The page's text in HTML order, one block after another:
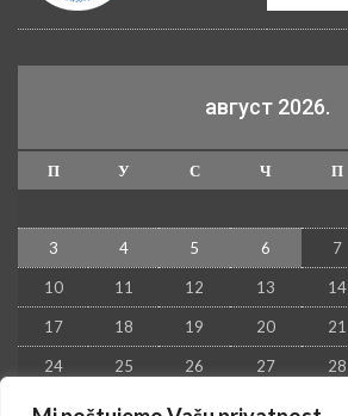
август 2026.
П У С Ч П
3 4 5 6 7
10 11 12 13 14
17 18 19 20 21
24 25 26 27 28
31